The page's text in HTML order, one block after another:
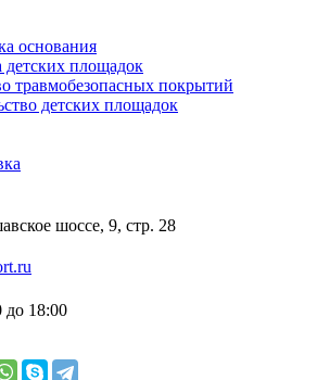
основания
детских площадок
травмобезопасных покрытий
детских площадок
шоссе, 9, стр. 28
до 18:00